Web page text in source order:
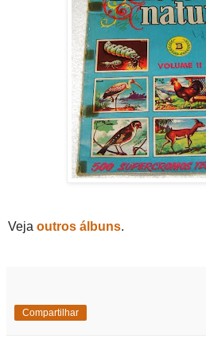
Veja outros álbuns.
Compartilhar